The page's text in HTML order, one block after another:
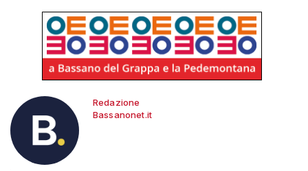
Redazione
Bassanonet.it